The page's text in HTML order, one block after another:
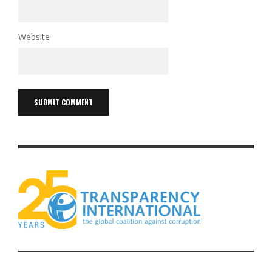
Website